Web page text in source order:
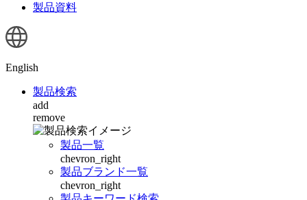
製品資料
English
製品検索
add
remove
製品一覧
chevron_right
製品ブランド一覧
chevron_right